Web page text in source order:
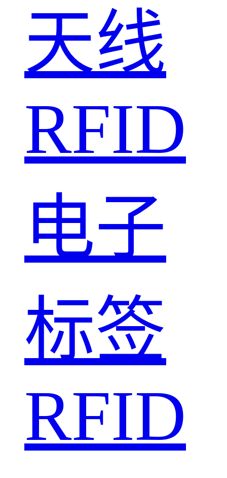
天线
RFID
电子
标签
RFID